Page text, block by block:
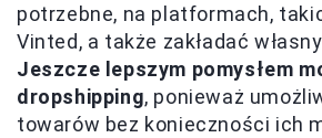
potrzebne, na platformach,
Vinted, a także zakładać
Jeszcze lepszym pomysłem
dropshipping, ponieważ
towarów bez konieczności ich